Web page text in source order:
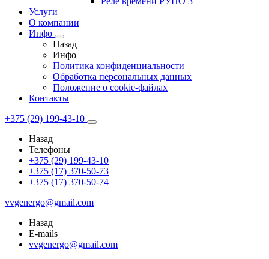
Услуги
О компании
Инфо
Назад
Инфо
Политика конфиденциальности
Обработка персональных данных
Положение о cookie-файлах
Контакты
+375 (29) 199-43-10
Назад
Телефоны
+375 (29) 199-43-10
+375 (17) 370-50-73
+375 (17) 370-50-74
vvgenergo@gmail.com
Назад
E-mails
vvgenergo@gmail.com